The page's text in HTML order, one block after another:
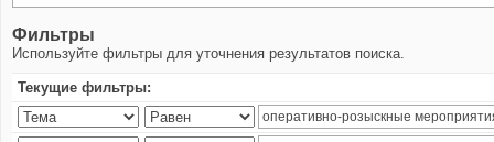
Фильтры
Используйте фильтры для уточнения результатов поиска.
Текущие фильтры: